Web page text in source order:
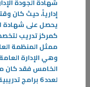
شهادة الجودة
إدارياً، حيث كان
كمركز تدريب
ممثل المنظمة
وهي الإدارة
الخامس فقد كان من
لعدد 6 برامج تدريبية لقسم الملاحة